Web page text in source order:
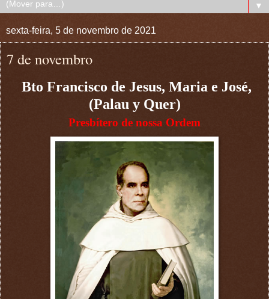
▼
sexta-feira, 5 de novembro de 2021
7 de novembro
Bto Francisco de Jesus, Maria e José,
(Palau y Quer)
Presbítero de nossa Ordem